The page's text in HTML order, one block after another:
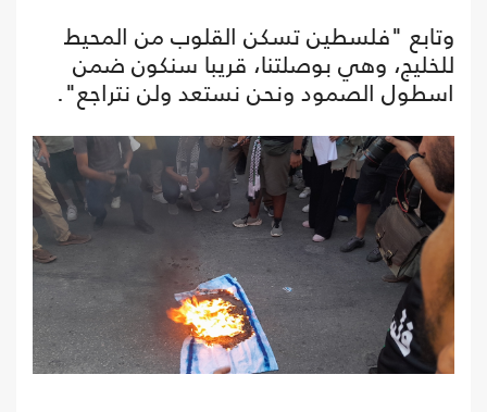
وتابع "فلسطين تسكن القلوب من المحيط
للخليج، وهي بوصلتنا، قريبا سنكون ضمن
اسطول الصمود ونحن نستعد ولن نتراجع".